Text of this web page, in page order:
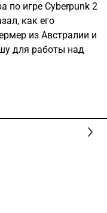
по игре Cyberpunk 2
как его
из Австралии и
для работы над